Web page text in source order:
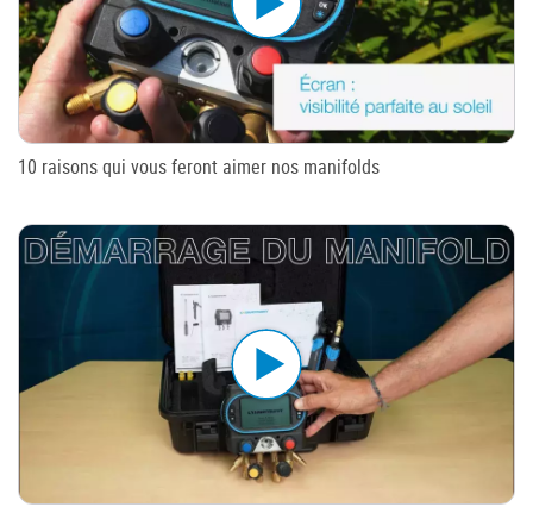
10 raisons qui vous feront aimer nos manifolds